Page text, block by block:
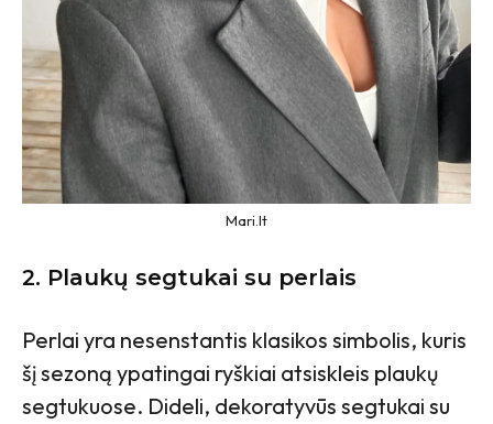
Mari.lt
2. Plaukų segtukai su perlais
Perlai yra nesenstantis klasikos simbolis, kuris
šį sezoną ypatingai ryškiai atsiskleis plaukų
segtukuose. Dideli, dekoratyvūs segtukai su